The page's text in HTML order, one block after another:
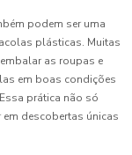
podem ser uma
plásticas. Muitas
as roupas e
em boas condições
prática não só
descobertas únicas